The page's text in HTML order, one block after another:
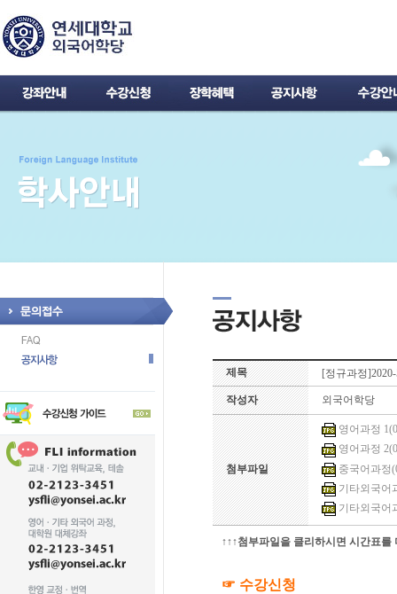
제목 [정규과정
작성자 외국어학당
첨부파일
영어과정
영어과정
중국어과정
기타외국어
기타외국어
↑↑↑첨부파일을 클리하시면 시간표를
☞ 수강신청